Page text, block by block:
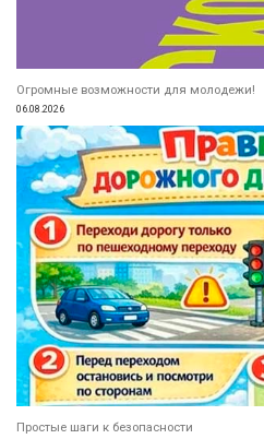
Огромные возможности для молодежи!
06.08.2026
Простые шаги к безопасности